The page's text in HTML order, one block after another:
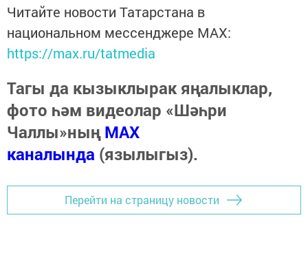
Читайте новости Татарстана в
национальном мессенджере MАХ:
https://max.ru/tatmedia
Тагы да кызыклырак яңалыклар,
фото һәм видеолар «Шәһри
Чаллы»ныңMAX
каналында (язылыгыз).
Перейти на страницу новости